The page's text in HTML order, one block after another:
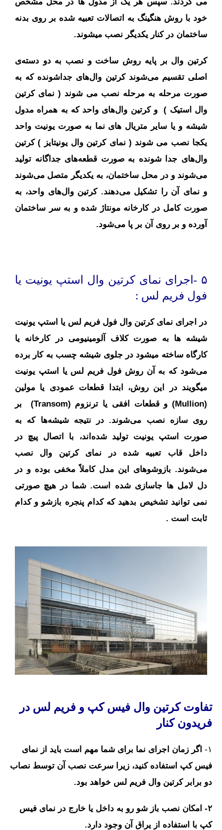
خود با روش هنگینگ به اتصالات تعبیه شده بر روی بدنه
ساختمان در کنار یکدیگر نصب میشوند.
کرتین وال بر پایه روش ساخت و نصب به دو دسته‌ی
اصلی تقسیم می‌شوند کرتین وال‌های جداشونده که به
صورت مرحله به مرحله نصب می شوند ( نمای کرتین
وال استیک ) و کرتین وال‌های واحد که به همراه مدول
شیشه و یا سایر متریال های نما به صورت یونیت واحد
یکجا نصب می شوند ( نمای کرتین وال یونیتایز ) کرتین
وال‌های جدا شونده به صورت قطعه‌های جداگانه تولید
می‌شوند و در محل ساختمان، به یکدیگر متصل می‌شوند
و نمای آن را تشکیل می‌دهند. کرتین وال‌های واحد، به
صورت کامل در کارخانه مونتاژ شده و به سر ساختمان
آورده و بر روی آن بر پا می‌شود.
۵ -اجرای نمای کرتین وال استپ یونیت یا
فول فریم لس :
در اجرای نمای کرتین وال فول فریم لس یا استپ یونیت
شیشه ها به صورت کلاف آلومینیومی در کارخانه یا
کارگاه ساخته میشود در جلوی شیشه چسب به کار برده
می‌شود که به آن روش فول فریم لس یا استپ یونیت
میگویند در این روش، ابتدا قطعات عمودی یا مولین
(Mullion) و قطعات افقی یا ترنزوم (Transom) بر
روی سازه نصب می‌شوند. در نتیجه شیشه‌ها که به
صورت استپ یونیت تولید شده‌اند، با اتصال پیچ در
داخل قاب تعبیه شده در نمای کرتین وال نصب
می‌شوند. بازوشوهای این مدل کاملاً مخفی بوده و در
دل لامل ها جاسازی شده است. شما در هیچ صورتی
نمی توانید تشخیص بدهید که کدام پنجره بازشو و کدام
ثابت است .
تفاوت کرتین وال فیس کپ و فریم لس در
فریدون کنار
۱-
اگر زمان اجرای نما برای شما مهم است باید از نمای
فیس کپ استفاده کنید، زیرا سرعت نصب آن توسط نصاب
دو برابر کرتین وال فریم لس خواهد بود.
۲- امکان نصب باز شو رو به داخل یا خارج در نمای فیس
کپ با استفاده از یراق آن وجود دارد.